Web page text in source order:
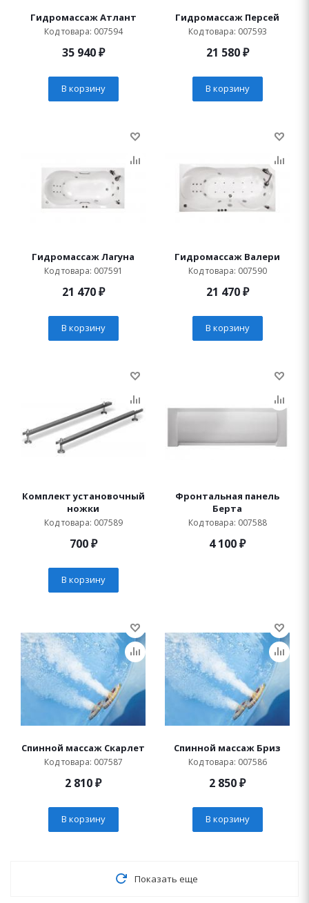
Гидромассаж Атлант
Код товара: 007594
35 940₽
В корзину
Гидромассаж Персей
Код товара: 007593
21 580₽
В корзину
Гидромассаж Лагуна
Код товара: 007591
21 470₽
В корзину
Гидромассаж Валери
Код товара: 007590
21 470₽
В корзину
Комплект установочный
ножки
Код товара: 007589
700₽
В корзину
Фронтальная панель
Берта
Код товара: 007588
4 100₽
Спинной массаж Скарлет
Код товара: 007587
2 810₽
В корзину
Спинной массаж Бриз
Код товара: 007586
2 850₽
В корзину
Показать еще